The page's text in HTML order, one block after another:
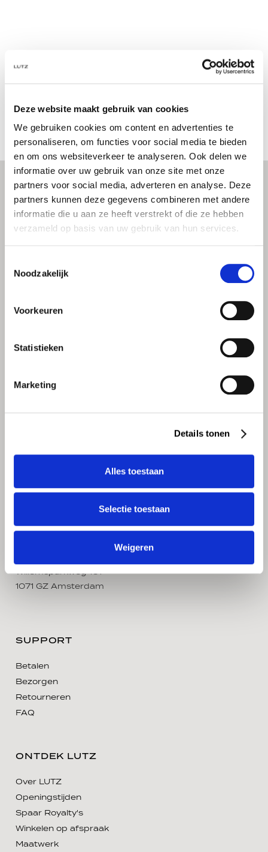
Deze website maakt gebruik van cookies
We gebruiken cookies om content en advertenties te
personaliseren, om functies voor social media te bieden
en om ons websiteverkeer te analyseren. Ook delen we
informatie over uw gebruik van onze site met onze
partners voor social media, adverteren en analyse. Deze
partners kunnen deze gegevens combineren met andere
informatie die u aan ze heeft verstrekt of die ze hebben
verzameld op basis van uw gebruik van hun services.
Noodzakelijk
Voorkeuren
Statistieken
Marketing
Details tonen
Alles toestaan
Selectie toestaan
Weigeren
CONTACT
020 370 3109
WINKELS
Willemsparkweg 161
1071 GZ Amsterdam
SUPPORT
Betalen
Bezorgen
Retourneren
FAQ
ONTDEK LUTZ
Over LUTZ
Openingstijden
Spaar Royalty's
Winkelen op afspraak
Maatwerk